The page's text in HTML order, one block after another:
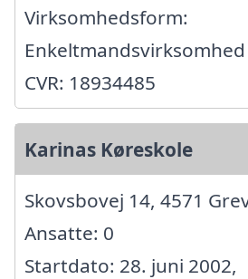
Virksomhedsform:
Enkeltmandsvirksomhed
CVR: 18934485
Karinas Køreskole
Skovsbovej 14, 4571
Ansatte: 0
Startdato: 28. juni 2002,